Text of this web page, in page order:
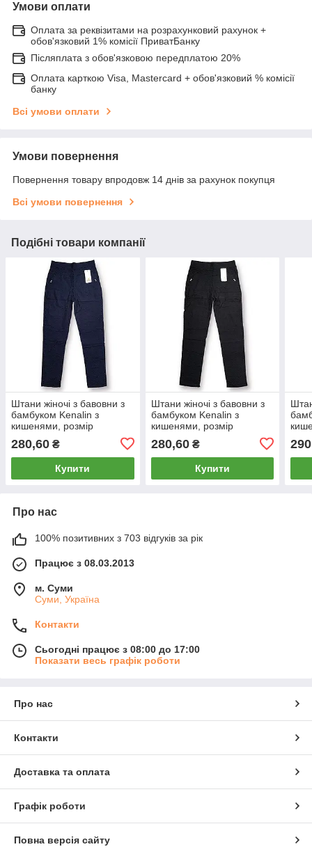
Умови оплати
Оплата за реквізитами на розрахунковий рахунок +
обов'язковий 1% комісії ПриватБанку
Післяплата з обов'язковою передплатою 20%
Оплата карткою Visa, Mastercard + обов'язковий % комісії
банку
Всі умови оплати
Умови повернення
Повернення товару впродовж 14 днів за рахунок покупця
Всі умови повернення
Подібні товари компанії
Штани жіночі з бавовни з
бамбуком Kenalin з
кишенями, розмір
280,60 ₴
Купити
Штани жіночі з бавовни з
бамбуком Kenalin з
кишенями, розмір
280,60₴
Купити
Про нас
100% позитивних з 703 відгуків за рік
Працює з 08.03.2013
м. Суми
Суми, Україна
Контакти
Сьогодні працює з 08:00 до 17:00
Показати весь графік роботи
Про нас
Контакти
Доставка та оплата
Графік роботи
Повна версія сайту